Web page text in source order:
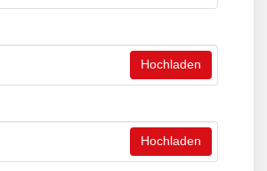
Hochladen
Hochladen